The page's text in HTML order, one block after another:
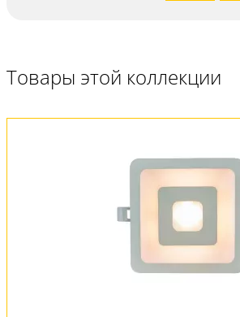
Товары этой коллекции